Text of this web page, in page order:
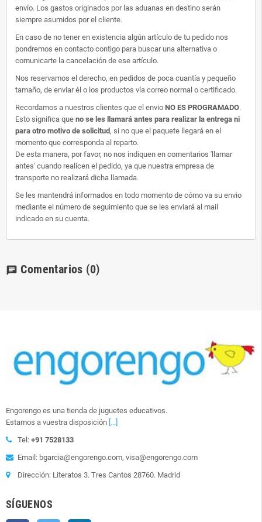
envío. Los gastos originados por las aduanas en destino serán
siempre asumidos por el cliente.
En caso de no tener en existencia algún artículo de tu pedido nos
pondremos en contacto contigo para buscar una alternativa o
comunicarte la cancelación de ese artículo.
Nos reservamos el derecho, en pedidos de poca cuantía y pequeño
tamaño, de enviar él o los productos vía correo normal o certificado.
Recordamos a nuestros clientes que el envio NO ES PROGRAMADO.
Esto significa que no se les llamará antes para realizar la entrega ni
para otro motivo de solicitud, si no que el paquete llegará en el
momento que corresponda al reparto.
De esta manera, por favor, no nos indiquen en comentarios 'llamar
antes' cuando realicen el pedido, ya que nuestra empresa de
transporte no realizará dicha llamada.
Se les mantendrá informados en todo momento de cómo va su envio
mediante el número de seguimiento que se les enviará al mail
indicado en su cuenta.
chat Comentarios (0)
Engorengo es una tienda de juguetes educativos.
Estamos a vuestra disposición [...]
Tel: +91 7528133
Email: bgarcia@engorengo.com, visa@engorengo.com
Dirección: Literatos 3. Tres Cantos 28760. Madrid
SÍGUENOS